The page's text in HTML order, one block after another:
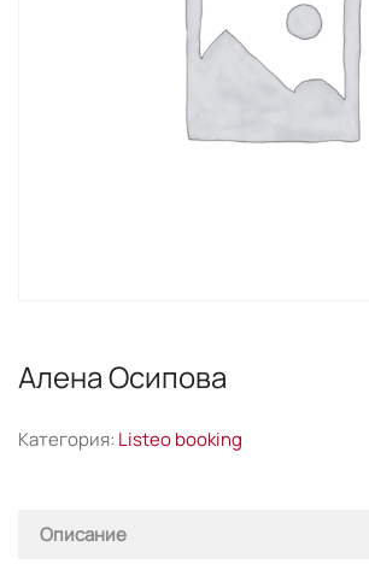
Алена Осипова
Категория: Listeo booking
Описание